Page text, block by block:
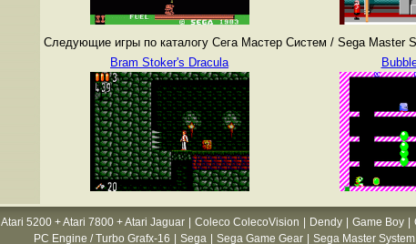
Следующие игры по каталогу Сега Мастер Систем / Sega Master
Bram Stoker's Dracula
Atari 5200 + Atari 7800 + Atari Jaguar Coleco ColecoVision Dendy Game Boy
PC Engine / Turbo Grafx-16
Sega Sega Game Gear Sega Master System